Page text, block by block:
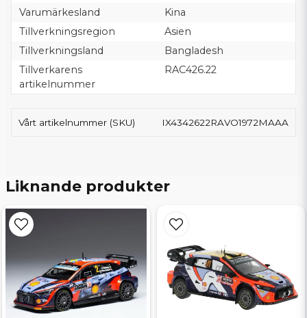
Varumärkesland
Kina
Tillverkningsregion
Asien
Tillverkningsland
Bangladesh
Tillverkarens
artikelnummer
RAC426.22
Vårt artikelnummer (SKU) IX4342622RAVO1972MAAA
Liknande produkter